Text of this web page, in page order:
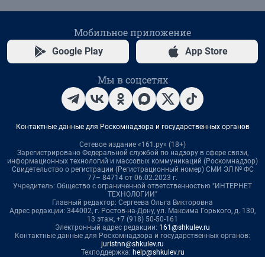
Мобильное приложение
Google Play App Store
Мы в соцсетях
Контактные данные для Роскомнадзора и государственных органов
Сетевое издание «161.ру» (18+)
Зарегистрировано Федеральной службой по надзору в сфере связи,
информационных технологий и массовых коммуникаций (Роскомнадзор)
Свидетельство о регистрации (Регистрационный номер) СМИ ЭЛ № ФС
77– 84714 от 06.02.2023 г.
Учредитель: Общество с ограниченной ответственностью "ИНТЕРНЕТ
ТЕХНОЛОГИИ"
Главный редактор: Сергеева Ольга Викторовна
Адрес редакции: 344002, г. Ростов-на-Дону, ул. Максима Горького, д. 130,
13 этаж, +7 (918) 50-50-161
Электронный адрес редакции: 161@shkulev.ru
Контактные данные для Роскомнадзора и государственных органов:
juristnn@shkulev.ru
Техподдержка: help@shkulev.ru